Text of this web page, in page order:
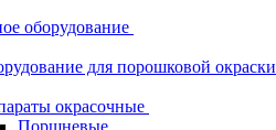
оборудование
для порошковой окраски
окрасочные
Поршневые